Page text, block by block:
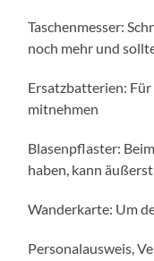
Taschenmesser:
noch mehr und
Ersatzbatterien:
mitnehmen
Blasenpflaster:
haben, kann
Wanderkarte: Um
Personalausweis,